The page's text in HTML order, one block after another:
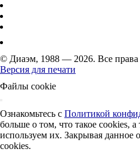
© Диаэм, 1988 — 2026. Все
Версия для печати
Файлы cookie
Ознакомьтесь с Политикой
больше о том, что такое cookies,
используем их. Закрывая данное
cookies.